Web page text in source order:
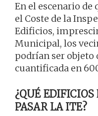
En el escenario
el Coste de la
Edificios,
Municipal, los
podrían ser objeto
cuantificada en
¿QUÉ
PASAR LA ITE?